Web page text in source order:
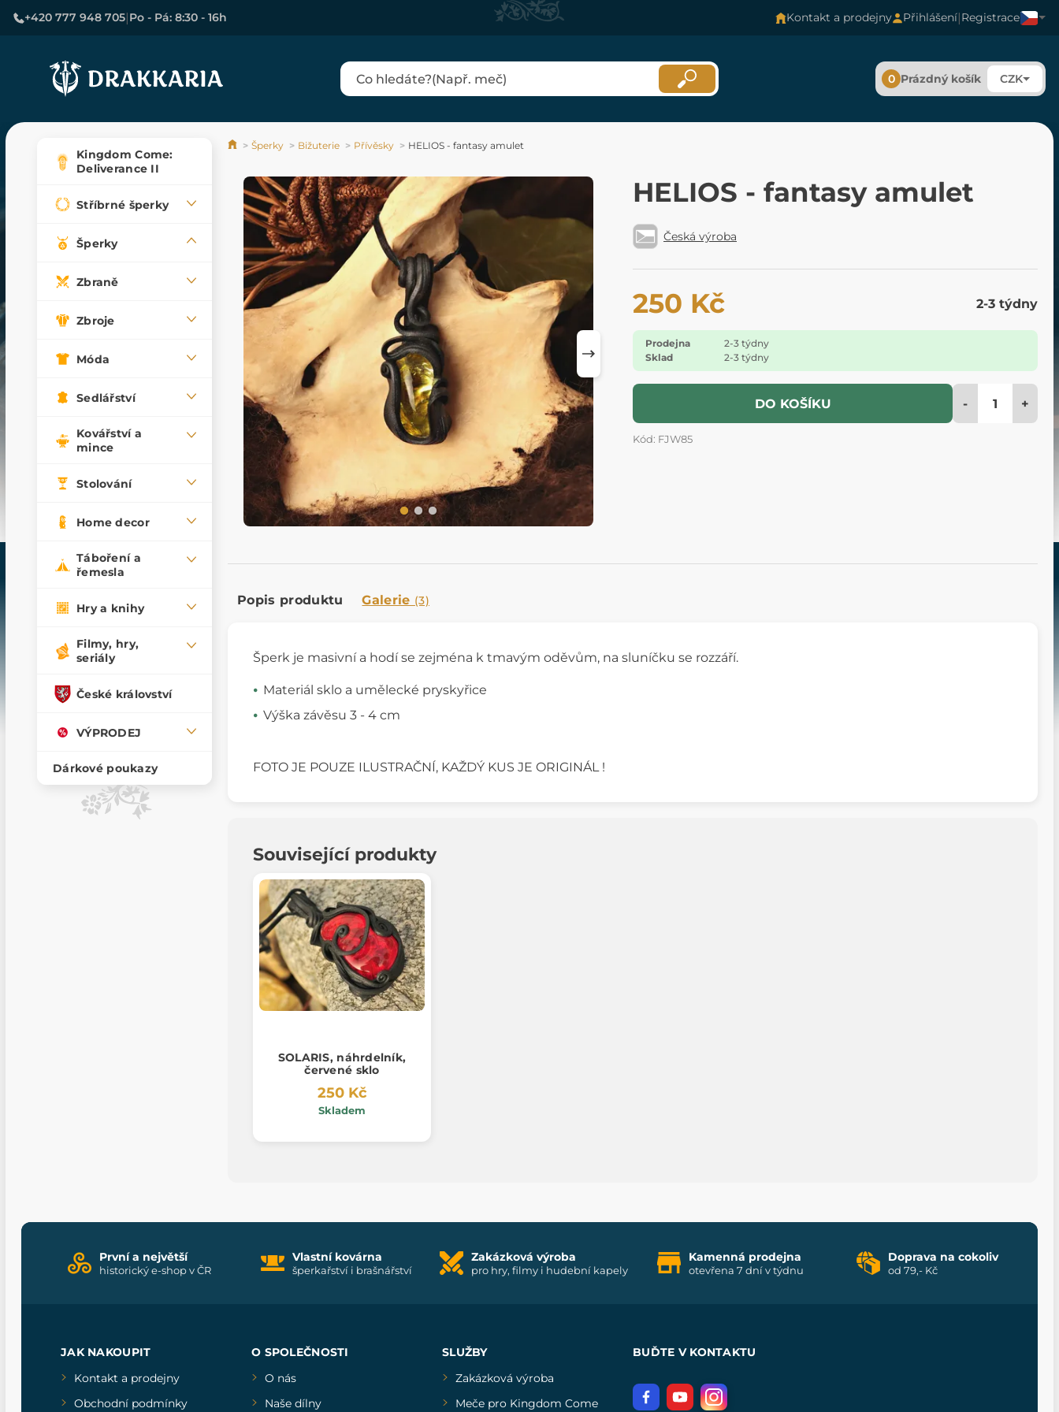
+420 777 948 705|Po - Pá: 8:30 - 16h Kontakt a prodejny Přihlášení|Registrace
0 Prázdný košík CZK
Kingdom Come:
Deliverance II
Stříbrné šperky
Šperky
Zbraně
Zbroje
Móda
Sedlářství
Kovářství a
mince
Stolování
Home decor
Táboření a
řemesla
Hry a knihy
Filmy, hry,
seriály
České království
VÝPRODEJ
Dárkové poukazy
Šperky Bižuterie Přívěsky HELIOS - fantasy amulet
HELIOS - fantasy amulet
Česká výroba
250 Kč 2-3 týdny
Prodejna
2-3 týdny
Sklad
2-3 týdny
DO KOŠÍKU - +
Kód: FJW85
Popis produktu Galerie (3)
Šperk je masivní a hodí se zejména k tmavým oděvům, na sluníčku se rozzáří.
Materiál sklo a umělecké pryskyřice
Výška závěsu 3 - 4 cm
FOTO JE POUZE ILUSTRAČNÍ, KAŽDÝ KUS JE ORIGINÁL !
Související produkty
SOLARIS, náhrdelník,
červené sklo
250 Kč
Skladem
První a největší
historický e-shop v ČR
Vlastní kovárna
šperkařství i brašnářství
Zakázková výroba
pro hry, filmy i hudební kapely
Kamenná prodejna
otevřena 7 dní v týdnu
Doprava na cokoliv
od 79,- Kč
JAK NAKOUPIT
Kontakt a prodejny
Obchodní podmínky
O SPOLEČNOSTI
O nás
Naše dílny
SLUŽBY
Zakázková výroba
Meče pro Kingdom Come
BUĎTE V KONTAKTU